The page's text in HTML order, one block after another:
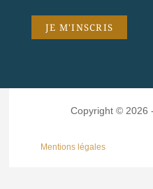
Copyright © 2026
Mentions légales